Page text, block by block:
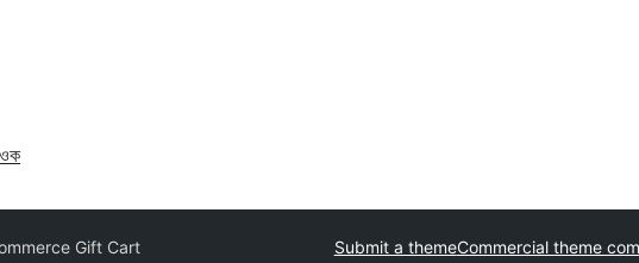
Gift Cart Submit a themeCommercial theme